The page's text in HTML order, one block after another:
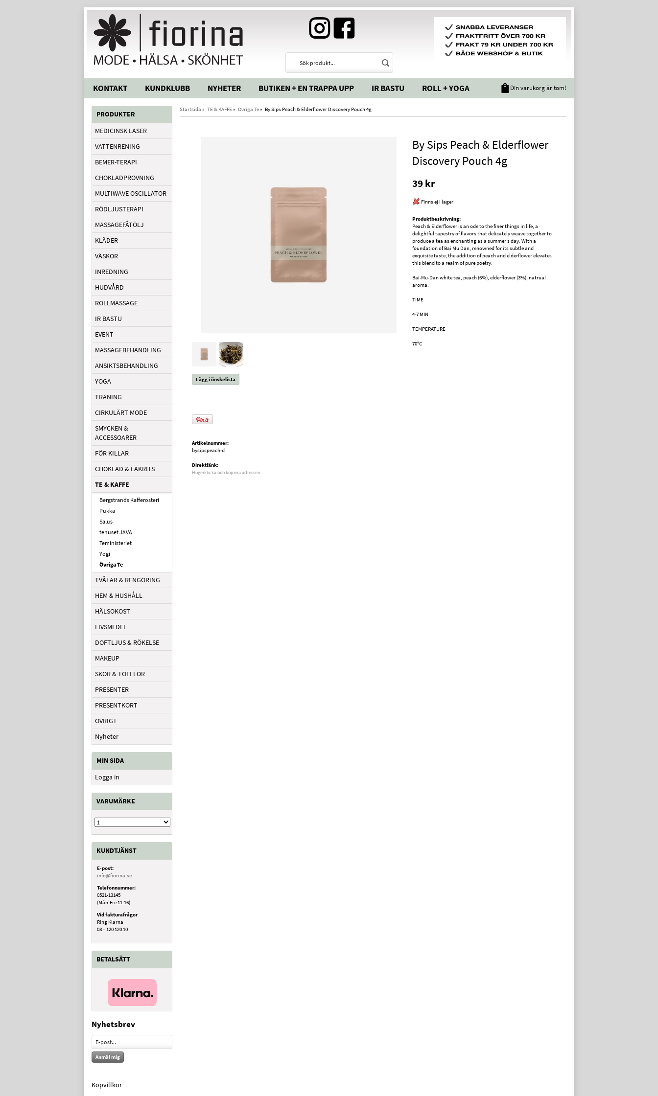
KONTAKT KUNDKLUBB NYHETER BUTIKEN + EN TRAPPA UPP IR BASTU ROLL + YOGA Din varukorg är tom!
PRODUKTER
MEDICINSK LASER
VATTENRENING
BEMER-TERAPI
CHOKLADPROVNING
MULTIWAVE OSCILLATOR
RÖDLJUSTERAPI
MASSAGEFÅTÖLJ
KLÄDER
VÄSKOR
INREDNING
HUDVÅRD
ROLLMASSAGE
IR BASTU
EVENT
MASSAGEBEHANDLING
ANSIKTSBEHANDLING
YOGA
TRÄNING
CIRKULÄRT MODE
SMYCKEN &
ACCESSOARER
FÖR KILLAR
CHOKLAD & LAKRITS
TE & KAFFE
Bergstrands Kafferosteri
Pukka
Salus
tehuset JAVA
Teministeriet
Yogi
Övriga Te
TVÅLAR & RENGÖRING
HEM & HUSHÅLL
HÄLSOKOST
LIVSMEDEL
DOFTLJUS & RÖKELSE
MAKEUP
SKOR & TOFFLOR
PRESENTER
PRESENTKORT
ÖVRIGT
Nyheter
MIN SIDA
Logga in
VARUMÄRKE
KUNDTJÄNST
E-post:
info@fiorina.se
Telefonnummer:
0521-13145
(Mån-Fre 11-16)
Vid fakturafrågor
Ring Klarna
08 – 120 120 10
BETALSÄTT
Nyhetsbrev
Anmäl mig
Köpvillkor
Startsida » TE & KAFFE » Övriga Te» By Sips Peach & Elderflower Discovery Pouch 4g
Lägg i önskelista
Artikelnummer:
bysipspeach-d
Direktlänk:
Högerklicka och kopiera adressen
By Sips Peach & Elderflower
Discovery Pouch 4g
39 kr
Finns ej i lager
Produktbeskrivning:
Peach & Elderflower is an ode to the finer things in life, a
delightful tapestry of flavors that delicately weave together to
produce a tea as enchanting as a summer’s day. With a
foundation of Bai Mu Dan, renowned for its subtle and
exquisite taste, the addition of peach and elderflower elevates
this blend to a realm of pure poetry.
Bai-Mu-Dan white tea, peach (6%), elderflower (3%), natrual
aroma.
TIME
4-7 MIN
TEMPERATURE
70°C